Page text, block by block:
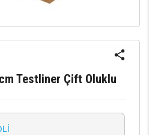
Testliner Çift Oluklu